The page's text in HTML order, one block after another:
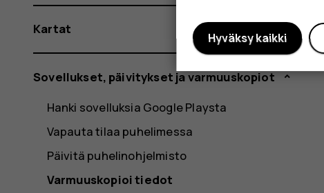
Kartat
Sovellukset, päivitykset ja varmuuskopiot
Hanki sovelluksia Google Playsta
Vapauta tilaa puhelimessa
Päivitä puhelinohjelmisto
Varmuuskopioi tiedot
Hyväksy kaikki